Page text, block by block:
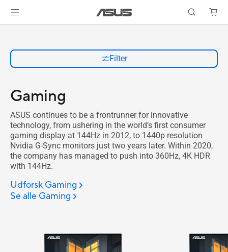
Filter
Gaming
ASUS continues to be a frontrunner for innovative
technology, from ushering in the world’s first consumer
gaming display at 144Hz in 2012, to 1440p resolution
Nvidia G-Sync monitors just two years later. Within 2020,
the company has managed to push into 360Hz, 4K HDR
with 144Hz.
Udforsk Gaming
Se alle Gaming